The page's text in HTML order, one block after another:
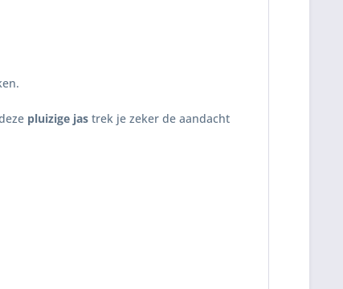
pluizige jas trek je zeker de aandacht